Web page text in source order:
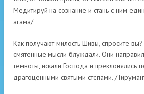
Медитируй на сознание и стань с ним
агама/
Как получают милость Шивы, спросите
смятенные мысли блуждали. Они
темноты, искали Господа и преклонялись
драгоценными святыми стопами. /